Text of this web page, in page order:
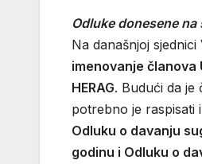
Odluke donesene
Na današnjoj sjednici
imenovanje
HERAG. Budući da je
potrebno je raspisati
Odluku o davanju
godinu i Odluku o